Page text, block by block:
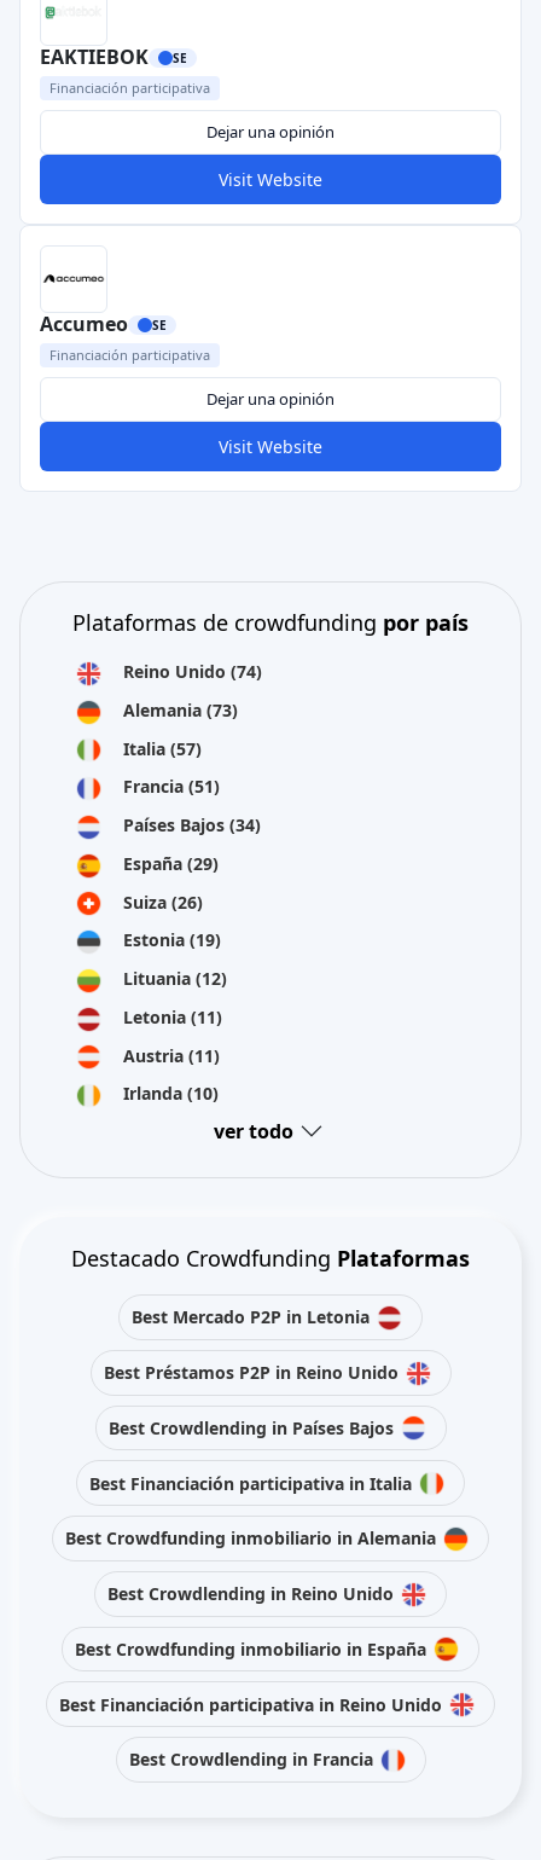
EAKTIEBOK SE
Financiación participativa
Dejar una opinión
Visit Website
Accumeo SE
Financiación participativa
Dejar una opinión
Visit Website
Plataformas de crowdfunding por país
Reino Unido (74)
Alemania (73)
Italia (57)
Francia (51)
Países Bajos (34)
España (29)
Suiza (26)
Estonia (19)
Lituania (12)
Letonia (11)
Austria (11)
Irlanda (10)
ver todo
Destacado Crowdfunding Plataformas
Best Mercado P2P in Letonia
Best Préstamos P2P in Reino Unido
Best Crowdlending in Países Bajos
Best Financiación participativa in Italia
Best Crowdfunding inmobiliario in Alemania
Best Crowdlending in Reino Unido
Best Crowdfunding inmobiliario in España
Best Financiación participativa in Reino Unido
Best Crowdlending in Francia